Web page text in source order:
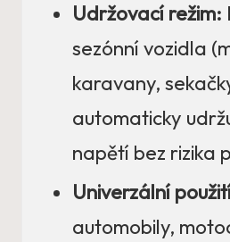
Udržovací režim:
sezónní vozidla
karavany,
automaticky
napětí bez rizika
Univerzální
automobily,